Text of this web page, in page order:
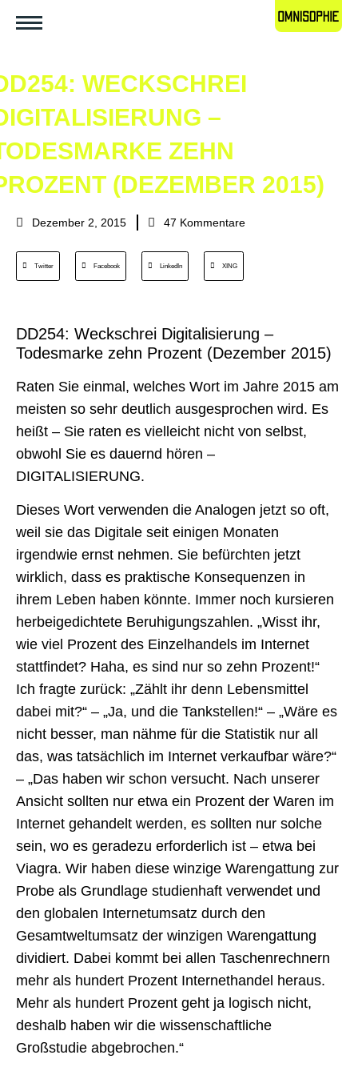
WECKSCHREI
–
ZEHN
(DEZEMBER 2015)
Dezember 2, 2015 47 Kommentare
Twitter Facebook LinkedIn XING
DD254: Weckschrei Digitalisierung –
Todesmarke zehn Prozent (Dezember 2015)
Raten Sie einmal, welches Wort im Jahre 2015 am
meisten so sehr deutlich ausgesprochen wird. Es
heißt – Sie raten es vielleicht nicht von selbst,
obwohl Sie es dauernd hören –
DIGITALISIERUNG.
Dieses Wort verwenden die Analogen jetzt so oft,
weil sie das Digitale seit einigen Monaten
irgendwie ernst nehmen. Sie befürchten jetzt
wirklich, dass es praktische Konsequenzen in
ihrem Leben haben könnte. Immer noch kursieren
herbeigedichtete Beruhigungszahlen. „Wisst ihr,
wie viel Prozent des Einzelhandels im Internet
stattfindet? Haha, es sind nur so zehn Prozent!“
Ich fragte zurück: „Zählt ihr denn Lebensmittel
dabei mit?“ – „Ja, und die Tankstellen!“ – „Wäre es
nicht besser, man nähme für die Statistik nur all
das, was tatsächlich im Internet verkaufbar wäre?“
– „Das haben wir schon versucht. Nach unserer
Ansicht sollten nur etwa ein Prozent der Waren im
Internet gehandelt werden, es sollten nur solche
sein, wo es geradezu erforderlich ist – etwa bei
Viagra. Wir haben diese winzige Warengattung zur
Probe als Grundlage studienhaft verwendet und
den globalen Internetumsatz durch den
Gesamtweltumsatz der winzigen Warengattung
dividiert. Dabei kommt bei allen Taschenrechnern
mehr als hundert Prozent Internethandel heraus.
Mehr als hundert Prozent geht ja logisch nicht,
deshalb haben wir die wissenschaftliche
Großstudie abgebrochen.“